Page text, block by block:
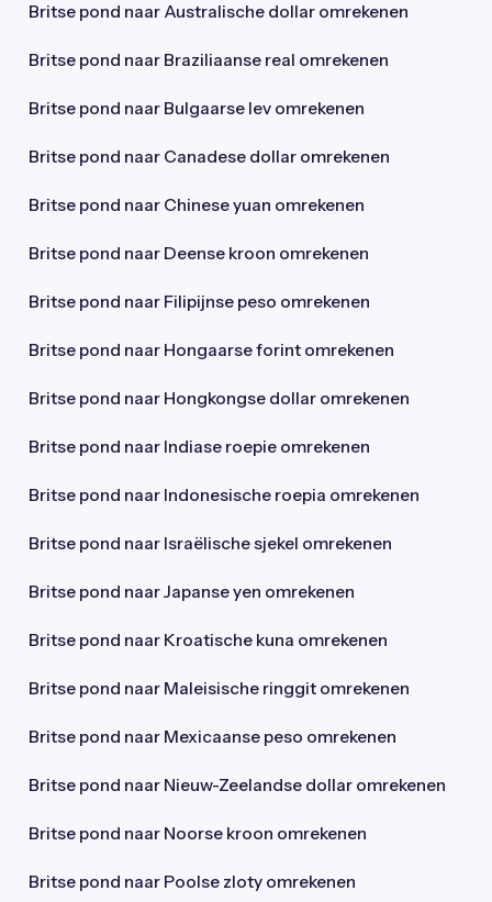
Britse pond naar Australische dollar omrekenen
Britse pond naar Braziliaanse real omrekenen
Britse pond naar Bulgaarse lev omrekenen
Britse pond naar Canadese dollar omrekenen
Britse pond naar Chinese yuan omrekenen
Britse pond naar Deense kroon omrekenen
Britse pond naar Filipijnse peso omrekenen
Britse pond naar Hongaarse forint omrekenen
Britse pond naar Hongkongse dollar omrekenen
Britse pond naar Indiase roepie omrekenen
Britse pond naar Indonesische roepia omrekenen
Britse pond naar Israëlische sjekel omrekenen
Britse pond naar Japanse yen omrekenen
Britse pond naar Kroatische kuna omrekenen
Britse pond naar Maleisische ringgit omrekenen
Britse pond naar Mexicaanse peso omrekenen
Britse pond naar Nieuw-Zeelandse dollar omrekenen
Britse pond naar Noorse kroon omrekenen
Britse pond naar Poolse zloty omrekenen